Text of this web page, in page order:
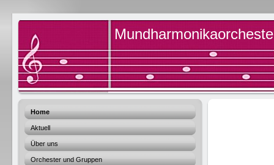
Home
Aktuell
Über uns
Orchester und Gruppen